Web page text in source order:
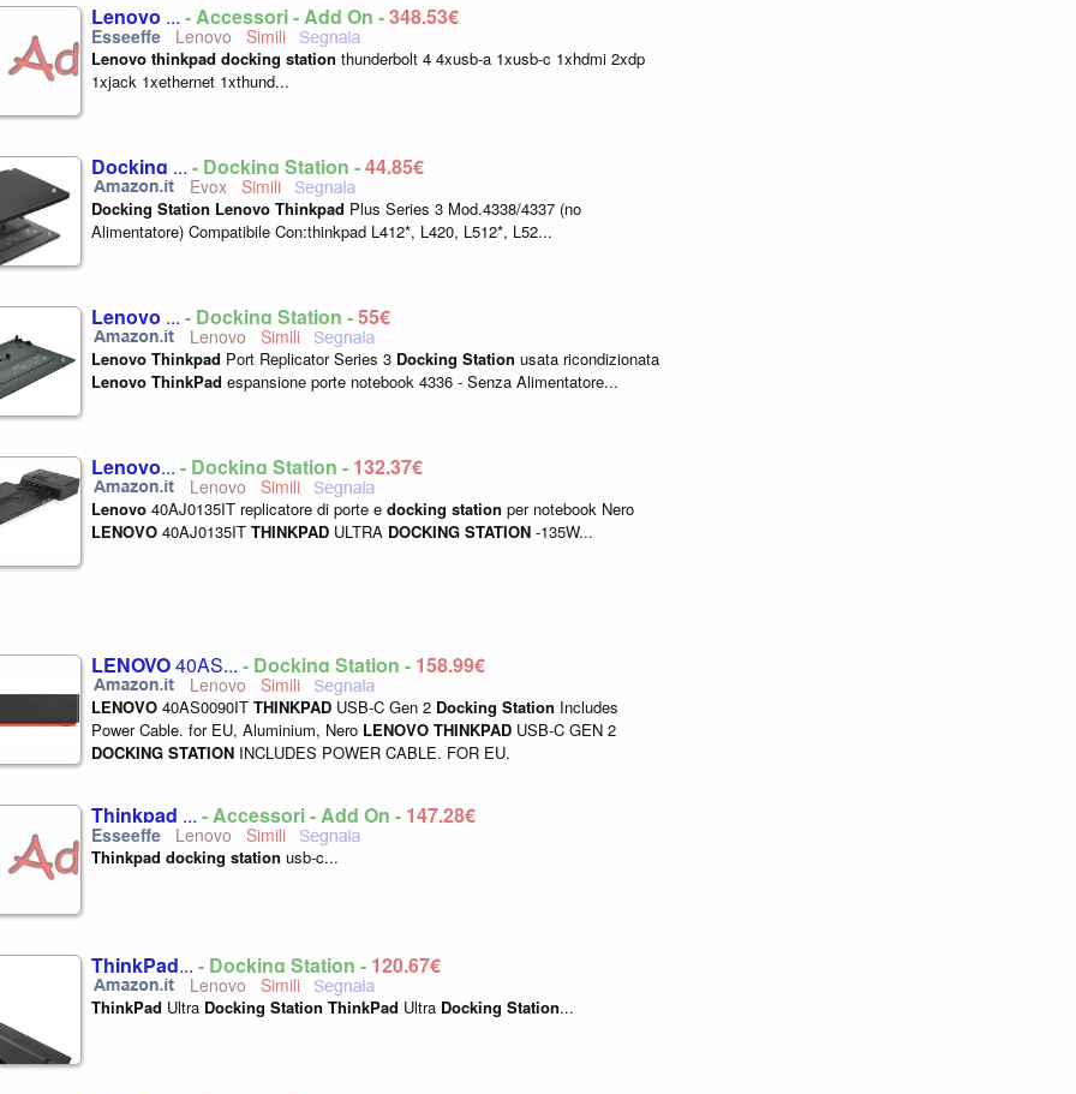
Lenovo ... - Accessori - Add On -348,53€
Lenovo
Lenovo thinkpad docking station thunderbolt 4 4xusb-a 1xusb-c 1xhdmi 2xdp
1xjack 1xethernet 1xthund...
Docking ... - Docking Station -44,85€
Evox
Docking Station Lenovo Thinkpad Plus Series 3 Mod.4338/4337 (no
Alimentatore) Compatibile Con:thinkpad L412*, L420, L512*, L52...
Lenovo ... - Docking Station -55€
Lenovo
Lenovo Thinkpad Port Replicator Series 3 Docking Station usata ricondizionata
Lenovo ThinkPad espansione porte notebook 4336 - Senza Alimentatore...
Lenovo... - Docking Station - 132,37€
Lenovo
Lenovo 40AJ0135IT replicatore di porte e docking station per notebook Nero
LENOVO 40AJ0135IT THINKPAD ULTRA DOCKING STATION -135W...
LENOVO40AS... - Docking Station - 158,99€
Lenovo
LENOVO 40AS0090IT THINKPAD USB-C Gen 2 Docking Station Includes
Power Cable. for EU, Aluminium, Nero LENOVO THINKPAD USB-C GEN 2
DOCKING STATION INCLUDES POWER CABLE. FOR EU.
Thinkpad ... - Accessori - Add On - 147,28€
Lenovo
Thinkpad docking station usb-c...
ThinkPad... - Docking Station - 120,67€
Lenovo
ThinkPad Ultra Docking Station ThinkPad Ultra Docking Station...